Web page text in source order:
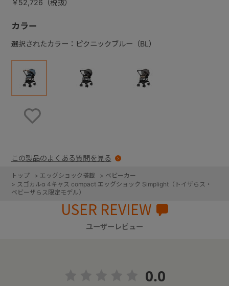
￥52,726（税抜）
カラー
選択されたカラー：ピクニックブルー（BL）
この製品のよくある質問を見る
トップ > エッグショック搭載 > ベビーカー
> スゴカルα 4キャス compact エッグショック Simplight（トイザらス・
ベビーザらス限定モデル）
USER REVIEW
ユーザーレビュー
0.0